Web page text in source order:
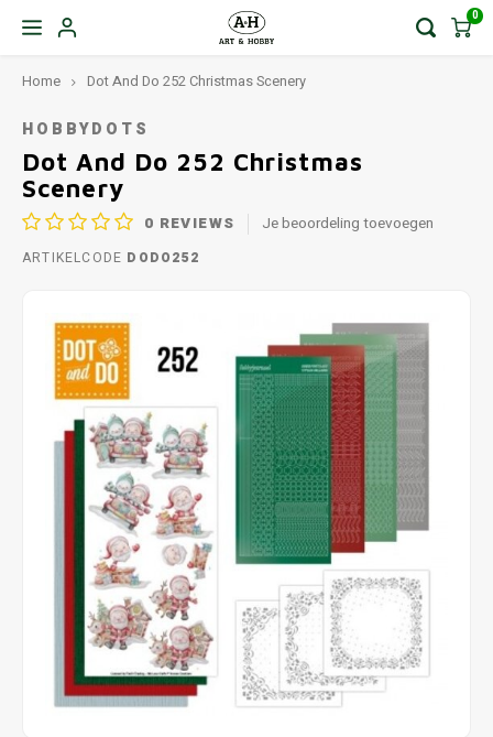
0
Home Dot And Do 252 Christmas Scenery
HOBBYDOTS
Dot And Do 252 Christmas
Scenery
0 REVIEWS Je beoordeling toevoegen
ARTIKELCODE DODO252